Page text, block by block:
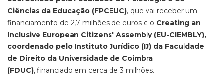
Ciências da Educação (FPCEUC), que vai receber um
financiamento de 2,7 milhões de euros e o Creating an
Inclusive European Citizens' Assembly (EU-CIEMBLY),
coordenado pelo Instituto Jurídico (IJ) da Faculdade
de Direito da Universidade de Coimbra
(FDUC), financiado em cerca de 3 milhões.